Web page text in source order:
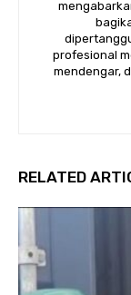
profesional
mendengar,
RELATED